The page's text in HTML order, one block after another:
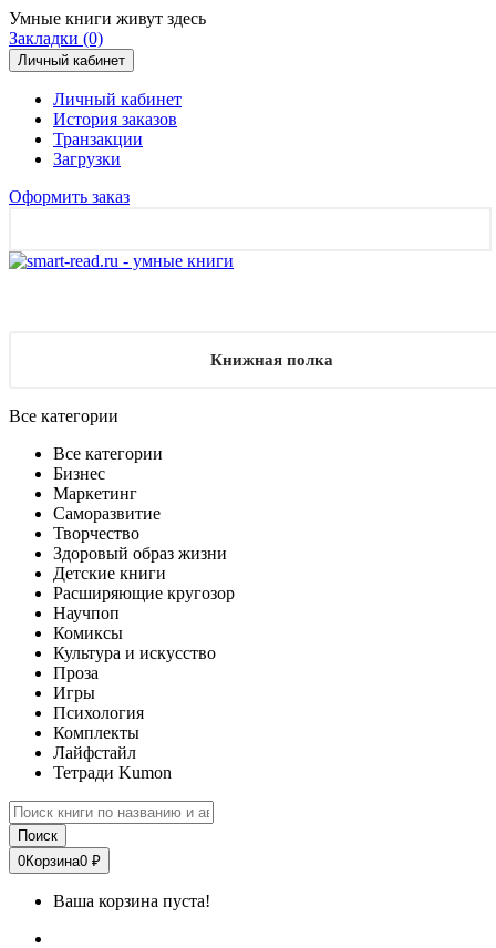
Умные книги живут здесь
Закладки (0)
Личный кабинет
Личный кабинет
История заказов
Транзакции
Загрузки
Оформить заказ
Книжная полка
Все категории
Все категории
Бизнес
Маркетинг
Саморазвитие
Творчество
Здоровый образ жизни
Детские книги
Расширяющие кругозор
Научпоп
Комиксы
Культура и искусство
Проза
Игры
Психология
Комплекты
Лайфстайл
Тетради Kumon
Поиск
0Корзина0 ₽
Ваша корзина пуста!